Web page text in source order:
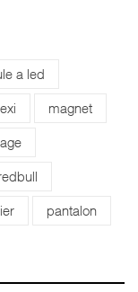
a led
magnet
pantalon